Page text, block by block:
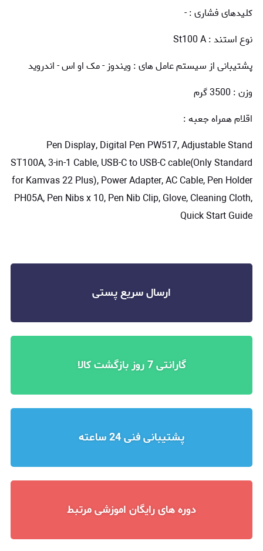
کلیدهای فشاری : -
نوع استند : St100 A
پشتیبانی از سیستم عامل های : ویندوز - مک او اس - اندروید
وزن : 3500 گرم
اقلام همراه جعبه :
Pen Display, Digital Pen PW517, Adjustable Stand
ST100A, 3-in-1 Cable, USB-C to USB-C cable(Only Standard
for Kamvas 22 Plus), Power Adapter, AC Cable, Pen Holder
PH05A, Pen Nibs x 10, Pen Nib Clip, Glove, Cleaning Cloth,
Quick Start Guide
ارسال سریع پستی
گارانتی 7 روز بازگشت کالا
پشتیبانی فنی 24 ساعته
دوره های رایگان اموزشی مرتبط